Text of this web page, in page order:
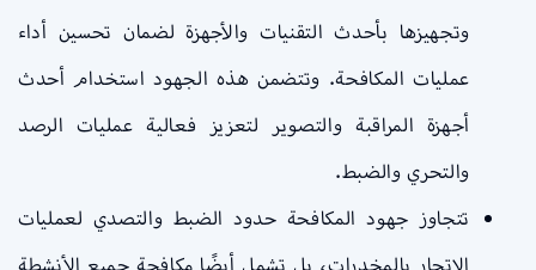
وتجهيزها بأحدث التقنيات والأجهزة لضمان تحسين أداء
عمليات المكافحة. وتتضمن هذه الجهود استخدام أحدث
أجهزة المراقبة والتصوير لتعزيز فعالية عمليات الرصد
والتحري والضبط.
تتجاوز جهود المكافحة حدود الضبط والتصدي لعمليات
الاتجار بالمخدرات، بل تشمل أيضًا مكافحة جميع الأنشطة